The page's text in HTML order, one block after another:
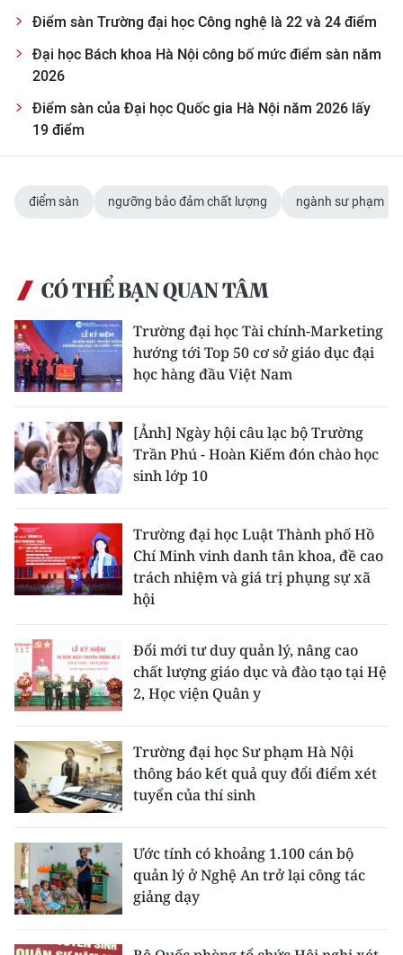
Đông Nam Bộ
Đồng bằng sông Cửu Long
Chuyên trang Hà Nội
VỀ BÁO NHÂN DÂN
THỜI NAY
NHÂN DÂN CUỐI TUẦN
NHÂN DÂN HẰNG THÁNG
MUA BÁO
ENGLISH
FRANÇAIS
РУССКИЙ
ESPAÑOL
한국어
Điểm sàn Trường đại học Công nghệ là 22 và 24 điểm
Đại học Bách khoa Hà Nội công bố mức điểm sàn năm
2026
Điểm sàn của Đại học Quốc gia Hà Nội năm 2026 lấy
19 điểm
điểm sàn ngưỡng bảo đảm chất lượng ngành sư phạm
CÓ THỂ BẠN QUAN TÂM
Trường đại học Tài chính-Marketing
hướng tới Top 50 cơ sở giáo dục đại
học hàng đầu Việt Nam
[Ảnh] Ngày hội câu lạc bộ Trường
Trần Phú - Hoàn Kiếm đón chào học
sinh lớp 10
Trường đại học Luật Thành phố Hồ
Chí Minh vinh danh tân khoa, đề cao
trách nhiệm và giá trị phụng sự xã
hội
Đổi mới tư duy quản lý, nâng cao
chất lượng giáo dục và đào tạo tại Hệ
2, Học viện Quân y
Trường đại học Sư phạm Hà Nội
thông báo kết quả quy đổi điểm xét
tuyển của thí sinh
Ước tính có khoảng 1.100 cán bộ
quản lý ở Nghệ An trở lại công tác
giảng dạy